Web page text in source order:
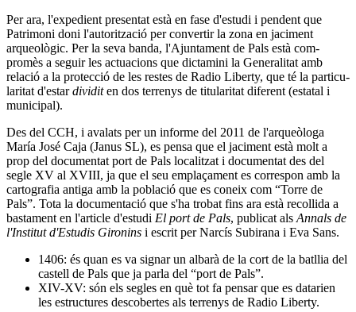
Per ara, l'expe­di­ent pre­sen­tat està en fase d'estudi i pen­dent que
Patri­moni doni l'auto­rit­zació per con­ver­tir la zona en jaci­ment
arqueològic. Per la seva banda, l'Ajun­ta­ment de Pals està com­
promès a seguir les actu­a­ci­ons que dic­ta­mini la Gene­ra­li­tat amb
relació a la pro­tecció de les res­tes de Radio Liberty, que té la par­ti­cu­
la­ri­tat d'estardivi­diten dos ter­renys de titu­la­ri­tat dife­rent (esta­tal i
muni­ci­pal).
Des del CCH, i ava­lats per un informe del 2011 de l'arqueòloga
María José Caja (Janus SL), es pensa que el jaci­ment està molt a
prop del docu­men­tat port de Pals loca­lit­zat i docu­men­tat des del
segle XV al XVIII, ja que el seu emplaçament es cor­res­pon amb la
car­to­gra­fia antiga amb la població que es coneix com “Torre de
Pals”. Tota la docu­men­tació que s'ha tro­bat fins ara està reco­llida a
bas­ta­ment en l'arti­cle d'estudi El port de Pals, publi­cat als Annals de
l'Ins­ti­tut d'Estu­dis Giro­nins i escrit per Narcís Subi­rana i Eva Sans.
1406: és quan es va signar un albarà de la cort de la batllia del
castell de Pals que ja parla del “port de Pals”.
XIV-XV: són els segles en què tot fa pensar que es datarien
les estructures descobertes als terrenys de Radio Liberty.